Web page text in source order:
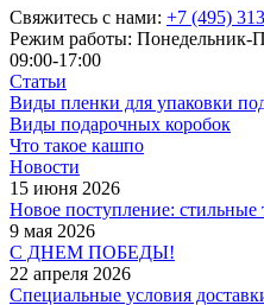
Свяжитесь с нами: +7 (495)
Режим работы: Понедельник-
09:00-17:00
Статьи
Виды пленки для упаковки
Виды подарочных коробок
Что такое кашпо
Новости
15 июня 2026
Новое поступление:
9 мая 2026
С ДНЕМ ПОБЕДЫ!
22 апреля 2026
Специальные условия